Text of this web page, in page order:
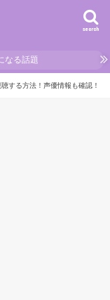
search
なる話題
する方法！声優情報も確認！